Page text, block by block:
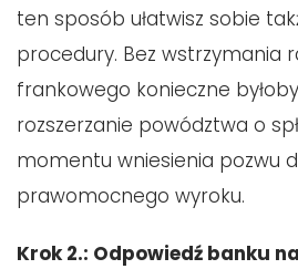
ten sposób ułatwisz sobie
procedury. Bez wstrzymania
frankowego konieczne
rozszerzanie powództwa o
momentu wniesienia pozwu
prawomocnego wyroku.
Krok 2.: Odpowiedź banku